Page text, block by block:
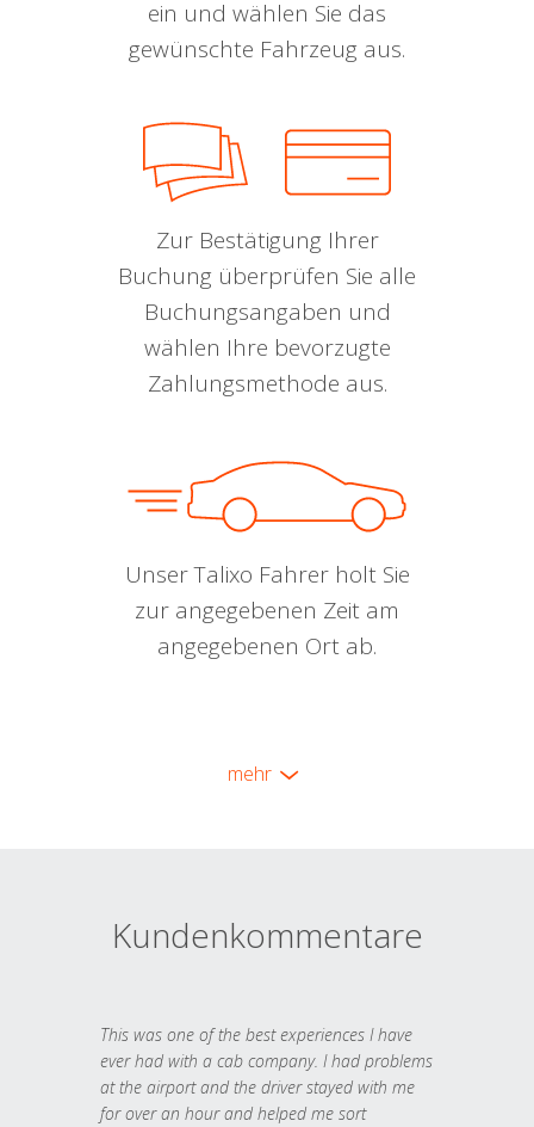
ein und wählen Sie das
gewünschte Fahrzeug aus.
Zur Bestätigung Ihrer
Buchung überprüfen Sie alle
Buchungsangaben und
wählen Ihre bevorzugte
Zahlungsmethode aus.
Unser Talixo Fahrer holt Sie
zur angegebenen Zeit am
angegebenen Ort ab.
mehr
Kundenkommentare
This was one of the best experiences I have
ever had with a cab company. I had problems
at the airport and the driver stayed with me
for over an hour and helped me sort